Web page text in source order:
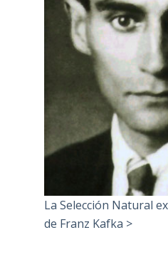
La Selección Natural
de Franz Kafka >